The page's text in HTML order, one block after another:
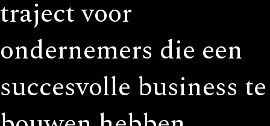
traject voor
ondernemers die een
succesvolle business te